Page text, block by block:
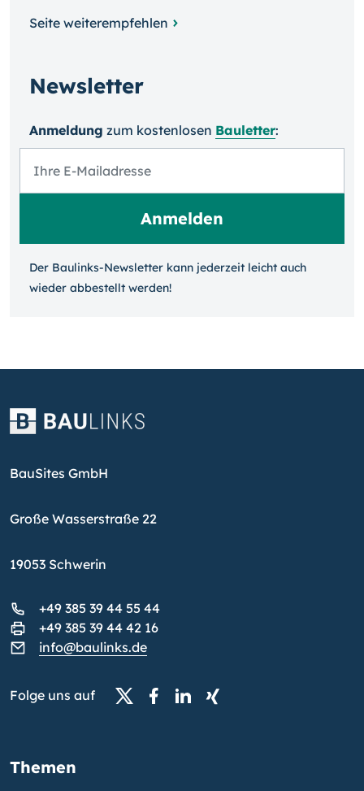
Seite weiterempfehlen
Newsletter
Anmeldung zum kosten­losen Bauletter:
Der Baulinks-Newsletter kann jeder­zeit leicht auch
wieder ab­bestellt werden!
BauSites GmbH
Große Wasserstraße 22
19053 Schwerin
+49 385 39 44 55 44
+49 385 39 44 42 16
info@baulinks.de
Folge uns auf
Themen